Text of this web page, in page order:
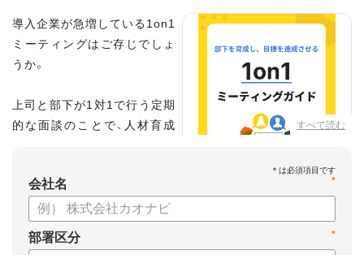
すべて読む
導入企業が急増している1on1
ミーティングはご存じでしょ
うか。
上司と部下が1対1で行う定期
的な面談のことで、人材育成
こちらの資料では、
・1on1とは何か？
・1on1の基本的なやり方
*
会社名
*
部署区分